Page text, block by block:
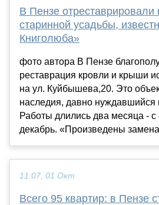
В Пензе
старинной усадьбы,
Книголюба»
фото автора В Пензе
реставрация кровли и крыши
на ул. Куйбышева,20. Это
наследия, давно нуждавшийся
Работы длились два месяца - с
декабрь. «Произведены
11:07, 01 Окт
Всего 95 квартир: в Пензе